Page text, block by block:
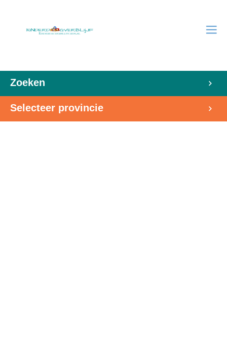
Zoeken
Selecteer provincie